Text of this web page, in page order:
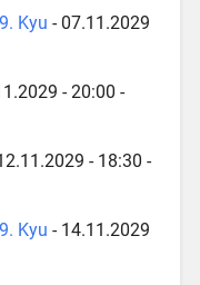
Kyu - 07.11.2029
- 20:00 -
- 18:30 -
Kyu - 14.11.2029